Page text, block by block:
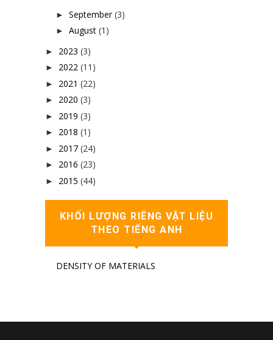
► September (3)
► August (1)
► 2023 (3)
► 2022 (11)
► 2021 (22)
► 2020 (3)
► 2019 (3)
► 2018 (1)
► 2017 (24)
► 2016 (23)
► 2015 (44)
KHỐI LƯỢNG RIÊNG VẬT LIỆU
THEO TIẾNG ANH
DENSITY OF MATERIALS